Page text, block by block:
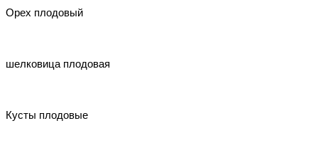
Орех плодовый
шелковица плодовая
Кусты плодовые